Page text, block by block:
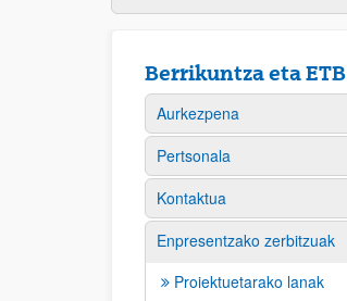
Berrikuntza eta ETB
Aurkezpena
Pertsonala
Kontaktua
Enpresentzako zerbitzuak
Proiektuetarako lanak